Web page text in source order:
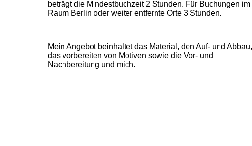
beträgt die Mindestbuchzeit 2 Stunden. Für Buchungen im
Raum Berlin oder weiter entfernte Orte 3 Stunden.
Mein Angebot beinhaltet das Material, den Auf- und Abbau,
das vorbereiten von Motiven sowie die Vor- und
Nachbereitung und mich.